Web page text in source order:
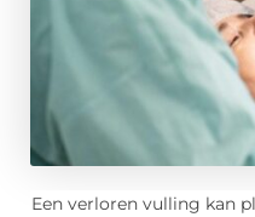
Een verloren vulling kan